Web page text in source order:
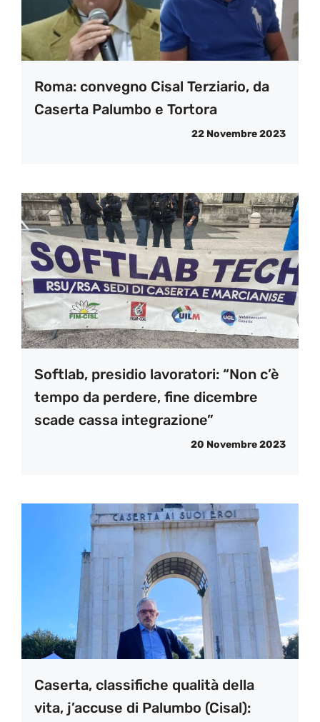
Roma: convegno Cisal Terziario, da
Caserta Palumbo e Tortora
22 Novembre 2023
Softlab, presidio lavoratori: “Non c’è
tempo da perdere, fine dicembre
scade cassa integrazione”
20 Novembre 2023
Caserta, classifiche qualità della
vita, j’accuse di Palumbo (Cisal):